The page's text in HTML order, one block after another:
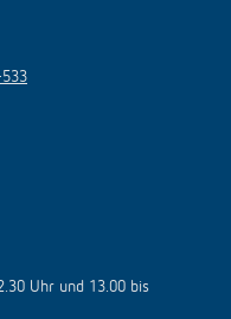
Uhr und 13.00 bis